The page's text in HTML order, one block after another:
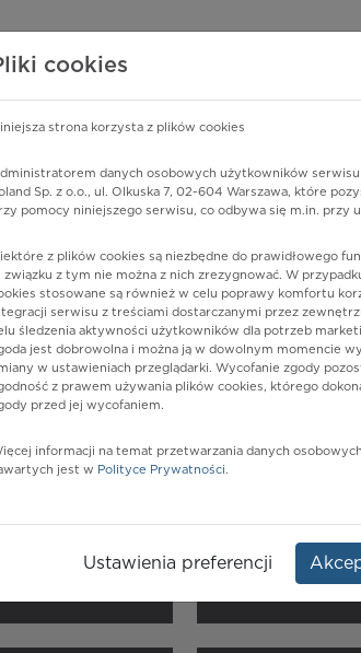
o lekach
PHARMINDEX
stonogami i krocionogami (teren
ochrony zdrowia
INHALATORY
cookies
strona korzysta z plików cookies
danych osobowych użytkowników
Sp. z o.o., ul. Olkuska 7, 02-604 Warszawa, które
pomocy niniejszego serwisu, co odbywa się m.in. przy
z plików cookies są niezbędne do prawidłowego
związku z tym nie można z nich zrezygnować. W
stosowane są również w celu poprawy komfortu
serwisu z treściami dostarczanymi przez
śledzenia aktywności użytkowników dla potrzeb
jest dobrowolna i można ją w dowolnym momencie
w ustawieniach przeglądarki. Wycofanie zgody
z prawem używania plików cookies, którego
przed jej wycofaniem.
informacji na temat przetwarzania danych
jest w Polityce Prywatności.
Ustawienia preferencji